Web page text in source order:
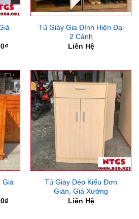
₫Giá
2,550,000₫.
Tủ Giày Gia Đình Hiện Đại
2 Cánh
Liên Hệ
Giá
₫Giá
Tủ Giày Dép Kiểu Đơn
Giản, Giá Xưởng
Liên Hệ